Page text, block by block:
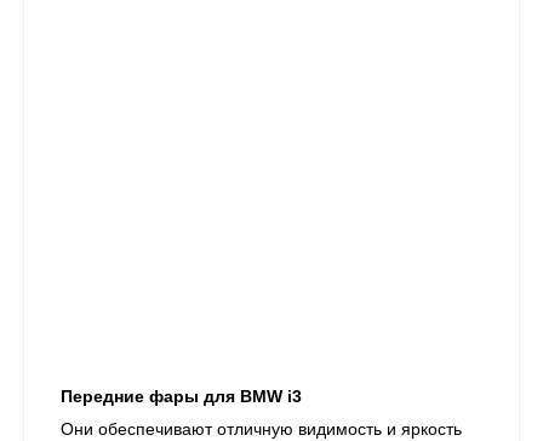
Передние фары для BMW i3
Они обеспечивают отличную видимость и яркость